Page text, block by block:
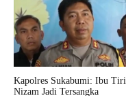
Kapolres Sukabumi: Ibu Tiri
Nizam Jadi Tersangka